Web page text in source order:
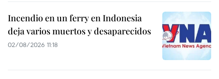
Incendio en un ferry en Indonesia
deja varios muertos y desaparecidos
02/08/2026 11:18